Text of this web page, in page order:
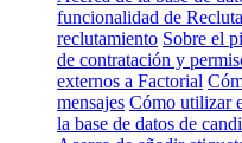
funcionalidad de
reclutamiento Sobre el
de contratación y
externos a Factorial
mensajes Cómo utilizar
la base de datos de